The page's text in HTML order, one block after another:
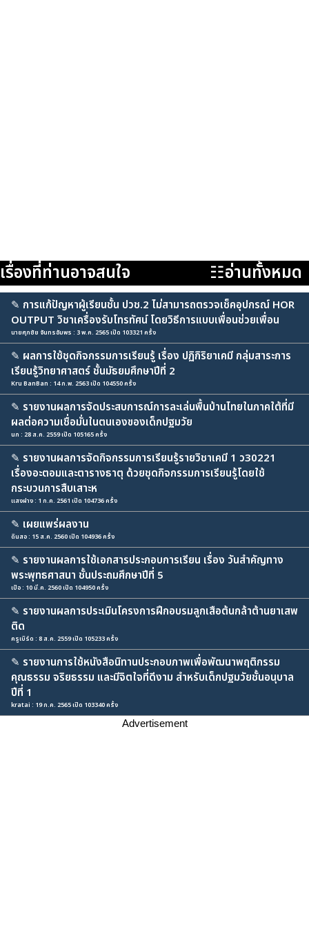
เรื่องที่ท่านอาจสนใจ ☷อ่านทั้งหมด
✎ การแก้ปัญหาผู้เรียนชั้น ปวช.2 ไม่สามารถตรวจเช็คอุปกรณ์ HOR
OUTPUT วิชาเครื่องรับโทรทัศน์ โดยวิธีการแบบเพื่อนช่วยเพื่อน
นายศุภชัย จันทรอัมพร : 3 พ.ค. 2565 เปิด 103321 ครั้ง
✎ ผลการใช้ชุดกิจกรรมการเรียนรู้ เรื่อง ปฏิกิริยาเคมี กลุ่มสาระการ
เรียนรู้วิทยาศาสตร์ ชั้นมัธยมศึกษาปีที่ 2
Kru BanBan : 14 ก.พ. 2563 เปิด 104550 ครั้ง
✎ รายงานผลการจัดประสบการณ์การละเล่นพื้นบ้านไทยในภาคใต้ที่มี
ผลต่อความเชื่อมั่นในตนเองของเด็กปฐมวัย
นก : 28 ส.ค. 2559 เปิด 105165 ครั้ง
✎ รายงานผลการจัดกิจกรรมการเรียนรู้รายวิชาเคมี 1 ว30221
เรื่องอะตอมและตารางธาตุ ด้วยชุดกิจกรรมการเรียนรู้โดยใช้
กระบวนการสืบเสาะห
แสงฝาง : 1 ก.ค. 2561 เปิด 104736 ครั้ง
✎ เผยแพร่ผลงาน
ดินสอ : 15 ส.ค. 2560 เปิด 104936 ครั้ง
✎ รายงานผลการใช้เอกสารประกอบการเรียน เรื่อง วันสำคัญทาง
พระพุทธศาสนา ชั้นประถมศึกษาปีที่ 5
เป๋อ : 10 มี.ค. 2560 เปิด 104950 ครั้ง
✎ รายงานผลการประเมินโครงการฝึกอบรมลูกเสือต้นกล้าต้านยาเสพ
ติด
ครูเบิร์ด : 8 ส.ค. 2559 เปิด 105233 ครั้ง
✎ รายงานการใช้หนังสือนิทานประกอบภาพเพื่อพัฒนาพฤติกรรม
คุณธรรม จริยธรรม และมีจิตใจที่ดีงาม สำหรับเด็กปฐมวัยชั้นอนุบาล
ปีที่ 1
kratai : 19 ก.ค. 2565 เปิด 103340 ครั้ง
Advertisement